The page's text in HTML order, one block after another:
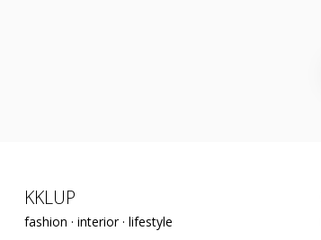
KKLUP
fashion · interior · lifestyle